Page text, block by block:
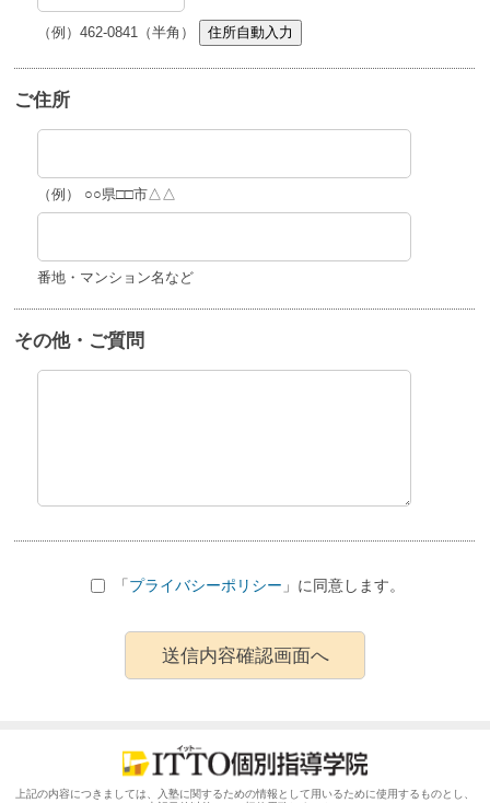
（例）462-0841（半角） 住所自動入力
ご住所
（例） ○○県□□市△△
番地・マンション名など
その他・ご質問
「プライバシーポリシー 」に同意します。
上記の内容につきましては、入塾に関するための情報として用いるために使用するものとし、